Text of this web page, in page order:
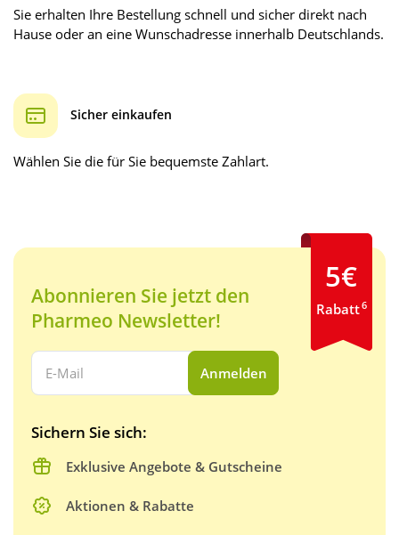
Sie erhalten Ihre Bestellung schnell und sicher direkt nach
Hause oder an eine Wunschadresse innerhalb Deutschlands.
Sicher einkaufen
Wählen Sie die für Sie bequemste Zahlart.
Abonnieren Sie jetzt den
Pharmeo Newsletter!
Ihre E-Mail Adresse:
Anmelden
Sichern Sie sich:
Exklusive Angebote & Gutscheine
Aktionen & Rabatte
5€
Rabatt6